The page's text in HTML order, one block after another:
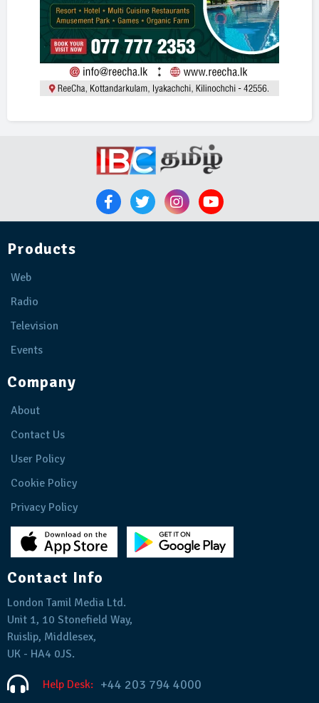
Products
Web
Radio
Television
Events
Company
About
Contact Us
User Policy
Cookie Policy
Privacy Policy
Contact Info
London Tamil Media Ltd.
Unit 1, 10 Stonefield Way,
Ruislip, Middlesex,
UK - HA4 0JS.
Help Desk: +44 203 794 4000